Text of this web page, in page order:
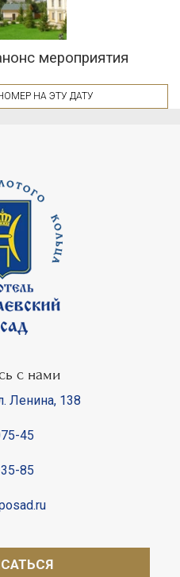
мероприятия
НА ЭТУ ДАТУ
с нами
Ленина, 138
45
85